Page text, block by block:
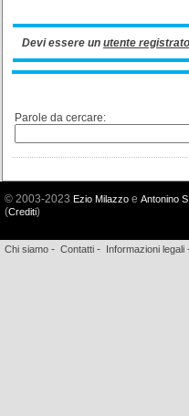
Devi essere un utente registrato
Parole da cercare:
© 2003-2023 Ezio Milazzo e Antonino
(Crediti)
Chi siamo - Contatti - Informazioni legali